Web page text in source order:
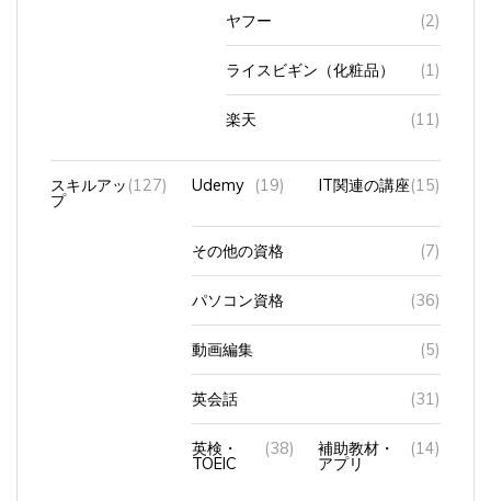
ヤフー (2)
ライスビギン（化粧品） (1)
楽天 (11)
スキルアッ
プ
(127) Udemy (19) IT関連の講座(15)
その他の資格 (7)
パソコン資格 (36)
動画編集 (5)
英会話 (31)
英検・
TOEIC
(38) 補助教材・
アプリ
(14)